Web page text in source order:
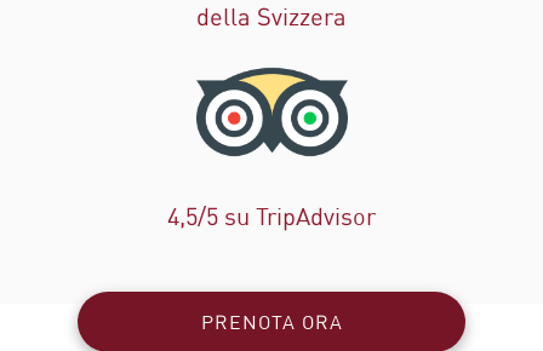
della Svizzera
4,5/5 su TripAdvisor
PRENOTA ORA